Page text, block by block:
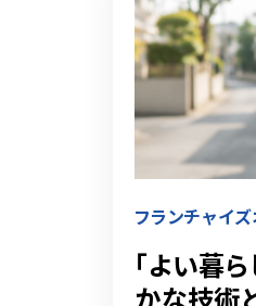
フランチャイ
「よい暮ら
かな技術